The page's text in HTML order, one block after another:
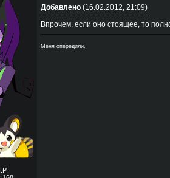
Добавлено(16.02.2012, 21:09)
---------------------------------------------
Впрочем, если оно стоящее, то
Меня опередили.